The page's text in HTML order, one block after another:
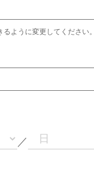
ように変更してください
／